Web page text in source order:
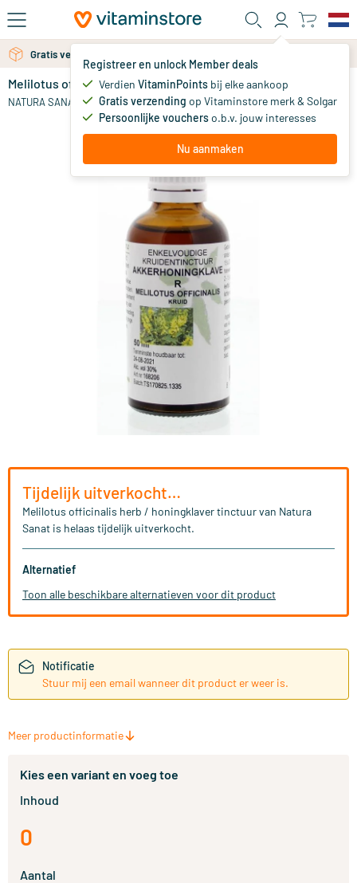
Ga naar de hoofdinhoud
Registreer en unlock Member deals
Verdien VitaminPoints bij elke aankoop
Gratis verzending op Vitaminstore merk & Solgar
Persoonlijke voucherso.b.v. jouw interesses
Nu aanmaken
Gratis verzending vanaf 25 euro
Gratis persoonlijk advies via chat of email
Melilotus officinalis herb / honingklaver tinctuur
NATURA SANAT
Tijdelijk uitverkocht…
Melilotus officinalis herb / honingklaver tinctuur van Natura
Sanat is helaas tijdelijk uitverkocht.
Alternatief
Toon alle beschikbare alternatieven voor dit product
Notificatie
Stuur mij een email wanneer dit product er weer is.
Meer productinformatie
Kies een variant en voeg toe
Inhoud
0
Aantal